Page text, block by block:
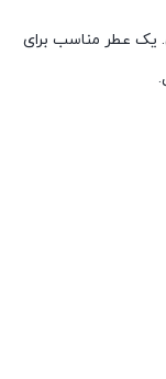
تا کنون. یک عطر مناسب برای